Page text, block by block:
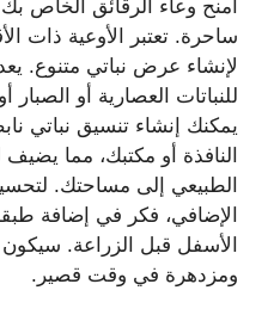
امنح وعاء الرقائق الخاص
ساحرة. تعتبر الأوعية ذات
لإنشاء عرض نباتي متنوع.
للنباتات العصارية أو
يمكنك إنشاء تنسيق نباتي
النافذة أو مكتبك، مما
الطبيعي إلى مساحتك.
الإضافي، فكر في إضافة
الأسفل قبل الزراعة.
ومزدهرة في وقت قصير.